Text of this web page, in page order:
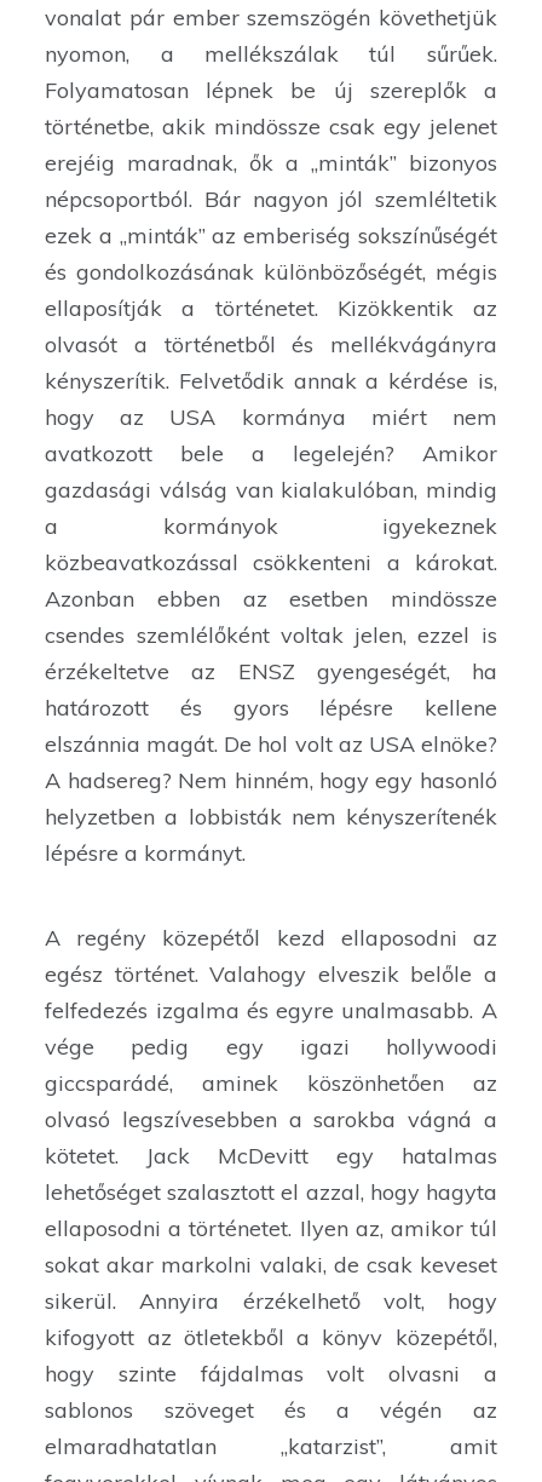
vonalat pár ember szemszögén követhetjük
nyomon, a mellékszálak túl sűrűek.
Folyamatosan lépnek be új szereplők a
történetbe, akik mindössze csak egy jelenet
erejéig maradnak, ők a „minták” bizonyos
népcsoportból. Bár nagyon jól szemléltetik
ezek a „minták” az emberiség sokszínűségét
és gondolkozásának különbözőségét, mégis
ellaposítják a történetet. Kizökkentik az
olvasót a történetből és mellékvágányra
kényszerítik. Felvetődik annak a kérdése is,
hogy az USA kormánya miért nem
avatkozott bele a legelején? Amikor
gazdasági válság van kialakulóban, mindig
a kormányok igyekeznek
közbeavatkozással csökkenteni a károkat.
Azonban ebben az esetben mindössze
csendes szemlélőként voltak jelen, ezzel is
érzékeltetve az ENSZ gyengeségét, ha
határozott és gyors lépésre kellene
elszánnia magát. De hol volt az USA elnöke?
A hadsereg? Nem hinném, hogy egy hasonló
helyzetben a lobbisták nem kényszerítenék
lépésre a kormányt.
A regény közepétől kezd ellaposodni az
egész történet. Valahogy elveszik belőle a
felfedezés izgalma és egyre unalmasabb. A
vége pedig egy igazi hollywoodi
giccsparádé, aminek köszönhetően az
olvasó legszívesebben a sarokba vágná a
kötetet. Jack McDevitt egy hatalmas
lehetőséget szalasztott el azzal, hogy hagyta
ellaposodni a történetet. Ilyen az, amikor túl
sokat akar markolni valaki, de csak keveset
sikerül. Annyira érzékelhető volt, hogy
kifogyott az ötletekből a könyv közepétől,
hogy szinte fájdalmas volt olvasni a
sablonos szöveget és a végén az
elmaradhatatlan „katarzist”, amit